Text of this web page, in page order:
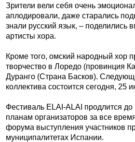
Зрители вели себя очень
аплодировали, даже старались
знали русский язык, – поделились
артисты хора.
Кроме того, омский народный хор
творчество в Лоредо (провинция
Дуранго (Страна Басков).
коллектива состоится сегодня, 25
Фестиваль ELAI-ALAI продлится
планам организаторов за все
форума выступления участников
муниципалитетах Испании.